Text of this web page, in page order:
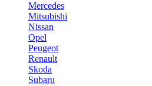
Mercedes
Mitsubishi
Nissan
Opel
Peugeot
Renault
Skoda
Subaru